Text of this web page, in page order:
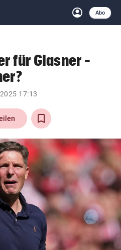
account_circle
Anmelden
Abo
close Schließen
arrow_right
KG 2026
für Glasner –
17:13